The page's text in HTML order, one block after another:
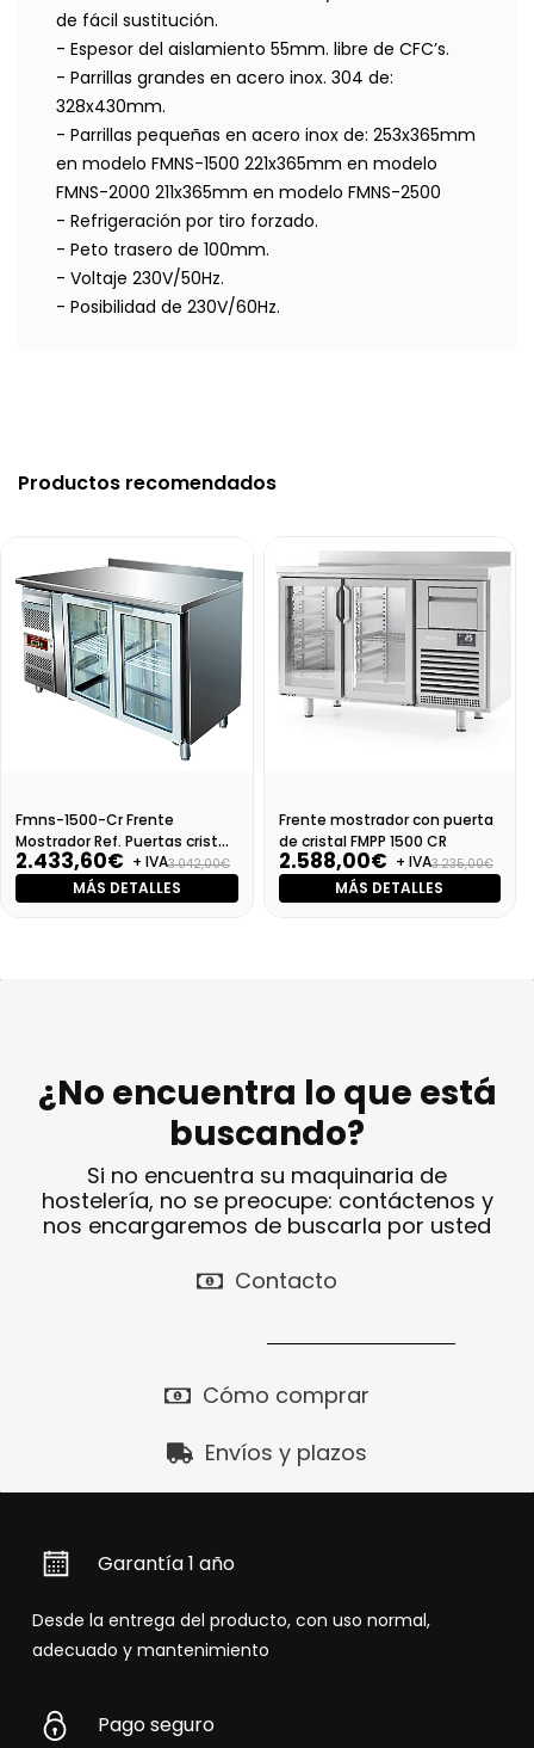
de fácil sustitución.
- Espesor del aislamiento 55mm. libre de CFC’s.
- Parrillas grandes en acero inox. 304 de:
328x430mm.
- Parrillas pequeñas en acero inox de: 253x365mm
en modelo FMNS-1500 221x365mm en modelo
FMNS-2000 211x365mm en modelo FMNS-2500
- Refrigeración por tiro forzado.
- Peto trasero de 100mm.
- Voltaje 230V/50Hz.
- Posibilidad de 230V/60Hz.
Productos recomendados
Fmns-1500-Cr Frente
Mostrador Ref. Puertas cristal
(Cm15G)
2.433,60€ + IVA3.042,00€
MÁS DETALLES
Frente mostrador con puerta
de cristal FMPP 1500 CR
2.588,00€ + IVA3.235,00€
MÁS DETALLES
¿No encuentra lo que está
buscando?
Si no encuentra su maquinaria de
hostelería, no se preocupe: contáctenos y
nos encargaremos de buscarla por usted
Contacto
Cómo comprar
Envíos y plazos
Garantía 1 año
Desde la entrega del producto, con uso normal,
adecuado y mantenimiento
Pago seguro